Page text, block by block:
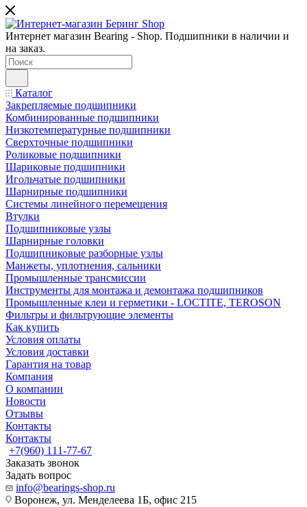
Интернет магазин Bearing - Shop. Подшипники в наличии и
на заказ.
Каталог
Закрепляемые подшипники
Комбинированные подшипники
Низкотемпературные подшипники
Сверхточные подшипники
Роликовые подшипники
Шариковые подшипники
Игольчатые подшипники
Шарнирные подшипники
Системы линейного перемещения
Втулки
Подшипниковые узлы
Шарнирные головки
Подшипниковые разборные узлы
Манжеты, уплотнения, сальники
Промышленные трансмиссии
Инструменты для монтажа и демонтажа подшипников
Промышленные клеи и герметики - LOCTITE, TEROSON
Фильтры и фильтрующие элементы
Как купить
Условия оплаты
Условия доставки
Гарантия на товар
Компания
О компании
Новости
Отзывы
Контакты
Контакты
+7(960) 111-77-67
Заказать звонок
Задать вопрос
info@bearings-shop.ru
Воронеж, ул. Менделеева 1Б, офис 215